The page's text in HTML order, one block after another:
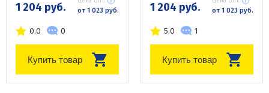
1 204 руб. от 1 023 руб.
0.0 0
Купить товар
1 204 руб. от 1 023 руб.
5.0 1
Купить товар